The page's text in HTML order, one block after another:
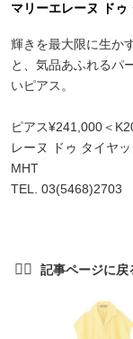
マリーエレーヌ ドゥ
輝きを最大限に生か
と、気品あふれるパ
いピアス。
ピアス¥241,000＜
レーヌ ドゥ タイヤッ
MHT
TEL. 03(5468)2703